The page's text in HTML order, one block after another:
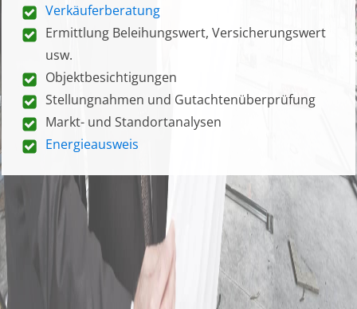
Verkäuferberatung
Ermittlung Beleihungswert, Versicherungswert
usw.
Objektbesichtigungen
Stellungnahmen und Gutachtenüberprüfung
Markt- und Standortanalysen
Energieausweis